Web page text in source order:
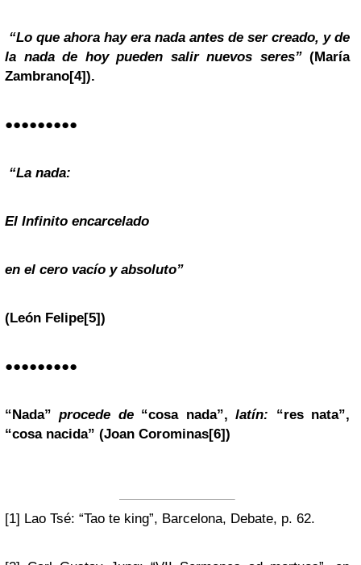
“Lo que ahora hay era nada antes de ser creado, y de
la nada de hoy pueden salir nuevos seres” (María
Zambrano[4]).
●●●●●●●●●
“La nada:
El Infinito encarcelado
en el cero vacío y absoluto”
(León Felipe[5])
●●●●●●●●●
“Nada”procede de“cosa nada”,latín: “res nata”,
“cosa nacida” (Joan Corominas[6])
[1] Lao Tsé: “Tao te king”, Barcelona, Debate, p. 62.